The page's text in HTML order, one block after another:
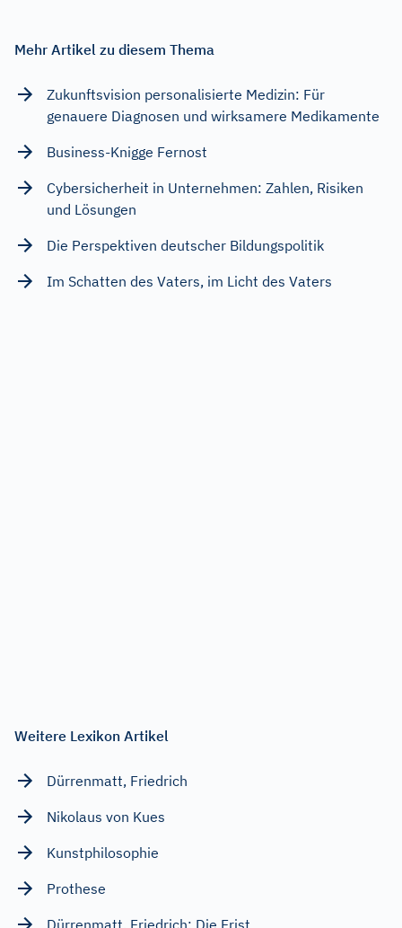
Mehr Artikel zu diesem Thema
Zukunftsvision personalisierte Medizin: Für
genauere Diagnosen und wirksamere Medikamente
Business-Knigge Fernost
Cybersicherheit in Unternehmen: Zahlen, Risiken
und Lösungen
Die Perspektiven deutscher Bildungspolitik
Im Schatten des Vaters, im Licht des Vaters
Weitere Lexikon Artikel
Dürrenmatt, Friedrich
Nikolaus von Kues
Kunstphilosophie
Prothese
Dürrenmatt, Friedrich: Die Frist